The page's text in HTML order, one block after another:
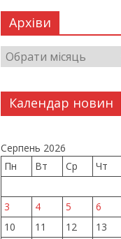
Архіви
Календар новин
Серпень 2026
Пн
Вт Ср Чт
3
4 5 6
10
11 12 13